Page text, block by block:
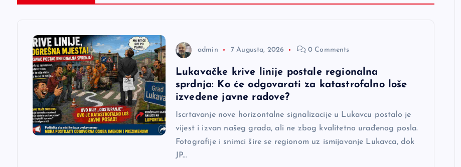
admin 7 Augusta, 2026 0 Comments
Lukavačke krive linije postale regionalna
sprdnja: Ko će odgovarati za katastrofalno loše
izvedene javne radove?
Iscrtavanje nove horizontalne signalizacije u Lukavcu postalo je
vijest i izvan našeg grada, ali ne zbog kvalitetno urađenog posla.
Fotografije i snimci šire se regionom uz ismijavanje Lukavca, dok
JP…